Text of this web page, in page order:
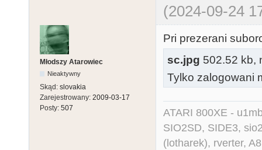
(2024-09-24
Młodszy Atarowiec
Nieaktywny
Skąd: slovakia
Zarejestrowany: 2009-03-17
Posty: 507
Pri prezerani
sc.jpg 502.52 kb,
Tylko zalogowani
ATARI 800XE -
SIO2SD, SIDE3,
(lotharek), rverter,